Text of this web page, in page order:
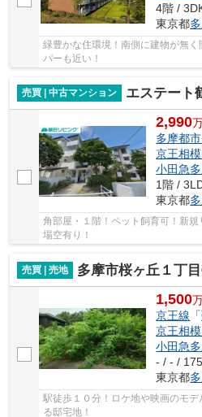
4階 /
東京都
緑豊かな住環境！南側に建物が無
パーも近い！
売買 | 中古マンション エステート
2,990
多摩都
京王相
小田急
1階 /
東京都
角部屋・１階！ペット飼育可！新
場空有り！
売買 | 売地 多摩市桜ヶ丘１丁目売地 ロケ地やイメ
1,500
京王線 「
京王相
小田急
- / - /
東京都
駅徒歩１０分！ロケ地や映画のモ
る邸宅地！